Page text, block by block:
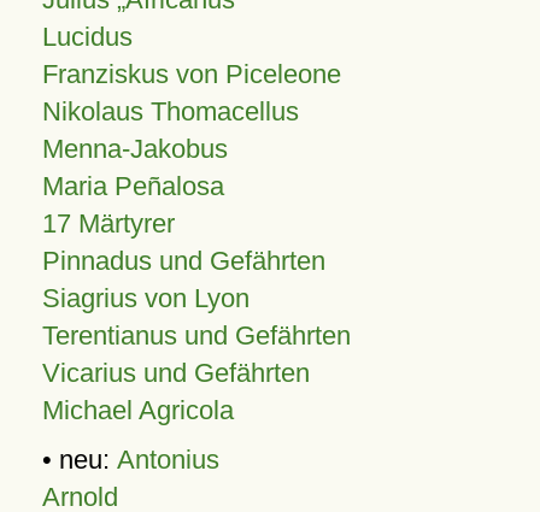
Lucidus
Franziskus von Piceleone
Nikolaus Thomacellus
Menna-Jakobus
Maria Peñalosa
17 Märtyrer
Pinnadus und Gefährten
Siagrius von Lyon
Terentianus und Gefährten
Vicarius und Gefährten
Michael Agricola
• neu: Antonius
Arnold